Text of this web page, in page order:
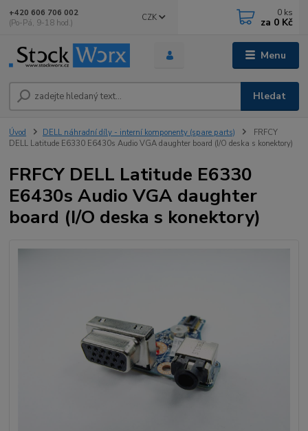
Menu
CZK
Hledat
+420 606 706 002
(Po-Pá, 9-18 hod.)
0 ks
za 0 Kč
Úvod DELL náhradní díly - interní komponenty (spare parts)
FRFCY
DELL Latitude E6330 E6430s Audio VGA daughter board (I/O deska s konektory)
FRFCY DELL Latitude E6330
E6430s Audio VGA daughter
board (I/O deska s konektory)